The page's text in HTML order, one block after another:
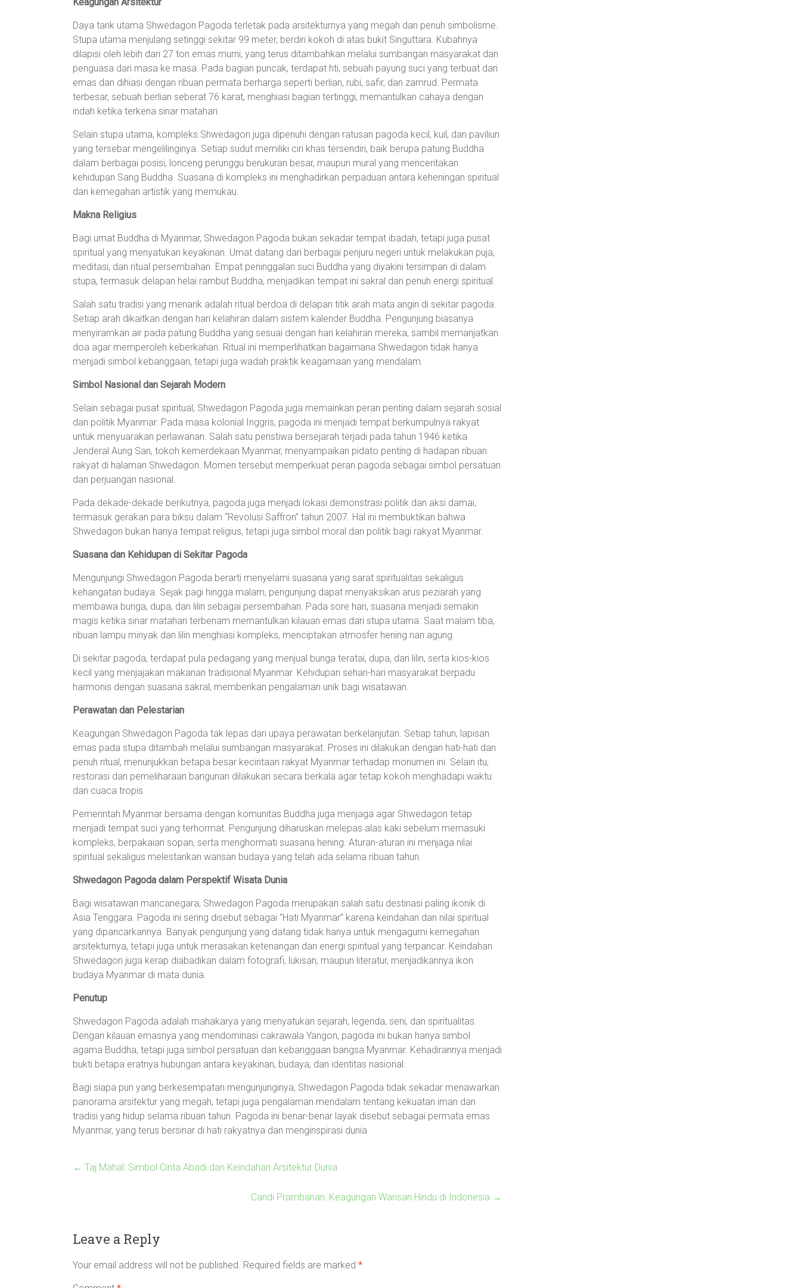
Daya tarik utama Shwedagon Pagoda terletak pada arsitekturnya yang megah dan penuh simbolisme.
Stupa utama menjulang setinggi sekitar 99 meter, berdiri kokoh di atas bukit Singuttara. Kubahnya
dilapisi oleh lebih dari 27 ton emas murni, yang terus ditambahkan melalui sumbangan masyarakat dan
penguasa dari masa ke masa. Pada bagian puncak, terdapat hti, sebuah payung suci yang terbuat dari
emas dan dihiasi dengan ribuan permata berharga seperti berlian, rubi, safir, dan zamrud. Permata
terbesar, sebuah berlian seberat 76 karat, menghiasi bagian tertinggi, memantulkan cahaya dengan
indah ketika terkena sinar matahari.
Selain stupa utama, kompleks Shwedagon juga dipenuhi dengan ratusan pagoda kecil, kuil, dan paviliun
yang tersebar mengelilinginya. Setiap sudut memiliki ciri khas tersendiri, baik berupa patung Buddha
dalam berbagai posisi, lonceng perunggu berukuran besar, maupun mural yang menceritakan
kehidupan Sang Buddha. Suasana di kompleks ini menghadirkan perpaduan antara keheningan spiritual
dan kemegahan artistik yang memukau.
Makna Religius
Bagi umat Buddha di Myanmar, Shwedagon Pagoda bukan sekadar tempat ibadah, tetapi juga pusat
spiritual yang menyatukan keyakinan. Umat datang dari berbagai penjuru negeri untuk melakukan puja,
meditasi, dan ritual persembahan. Empat peninggalan suci Buddha yang diyakini tersimpan di dalam
stupa, termasuk delapan helai rambut Buddha, menjadikan tempat ini sakral dan penuh energi spiritual.
Salah satu tradisi yang menarik adalah ritual berdoa di delapan titik arah mata angin di sekitar pagoda.
Setiap arah dikaitkan dengan hari kelahiran dalam sistem kalender Buddha. Pengunjung biasanya
menyiramkan air pada patung Buddha yang sesuai dengan hari kelahiran mereka, sambil memanjatkan
doa agar memperoleh keberkahan. Ritual ini memperlihatkan bagaimana Shwedagon tidak hanya
menjadi simbol kebanggaan, tetapi juga wadah praktik keagamaan yang mendalam.
Simbol Nasional dan Sejarah Modern
Selain sebagai pusat spiritual, Shwedagon Pagoda juga memainkan peran penting dalam sejarah sosial
dan politik Myanmar. Pada masa kolonial Inggris, pagoda ini menjadi tempat berkumpulnya rakyat
untuk menyuarakan perlawanan. Salah satu peristiwa bersejarah terjadi pada tahun 1946 ketika
Jenderal Aung San, tokoh kemerdekaan Myanmar, menyampaikan pidato penting di hadapan ribuan
rakyat di halaman Shwedagon. Momen tersebut memperkuat peran pagoda sebagai simbol persatuan
dan perjuangan nasional.
Pada dekade-dekade berikutnya, pagoda juga menjadi lokasi demonstrasi politik dan aksi damai,
termasuk gerakan para biksu dalam “Revolusi Saffron” tahun 2007. Hal ini membuktikan bahwa
Shwedagon bukan hanya tempat religius, tetapi juga simbol moral dan politik bagi rakyat Myanmar.
Suasana dan Kehidupan di Sekitar Pagoda
Mengunjungi Shwedagon Pagoda berarti menyelami suasana yang sarat spiritualitas sekaligus
kehangatan budaya. Sejak pagi hingga malam, pengunjung dapat menyaksikan arus peziarah yang
membawa bunga, dupa, dan lilin sebagai persembahan. Pada sore hari, suasana menjadi semakin
magis ketika sinar matahari terbenam memantulkan kilauan emas dari stupa utama. Saat malam tiba,
ribuan lampu minyak dan lilin menghiasi kompleks, menciptakan atmosfer hening nan agung.
Di sekitar pagoda, terdapat pula pedagang yang menjual bunga teratai, dupa, dan lilin, serta kios-kios
kecil yang menjajakan makanan tradisional Myanmar. Kehidupan sehari-hari masyarakat berpadu
harmonis dengan suasana sakral, memberikan pengalaman unik bagi wisatawan.
Perawatan dan Pelestarian
Keagungan Shwedagon Pagoda tak lepas dari upaya perawatan berkelanjutan. Setiap tahun, lapisan
emas pada stupa ditambah melalui sumbangan masyarakat. Proses ini dilakukan dengan hati-hati dan
penuh ritual, menunjukkan betapa besar kecintaan rakyat Myanmar terhadap monumen ini. Selain itu,
restorasi dan pemeliharaan bangunan dilakukan secara berkala agar tetap kokoh menghadapi waktu
dan cuaca tropis.
Pemerintah Myanmar bersama dengan komunitas Buddha juga menjaga agar Shwedagon tetap
menjadi tempat suci yang terhormat. Pengunjung diharuskan melepas alas kaki sebelum memasuki
kompleks, berpakaian sopan, serta menghormati suasana hening. Aturan-aturan ini menjaga nilai
spiritual sekaligus melestarikan warisan budaya yang telah ada selama ribuan tahun.
Shwedagon Pagoda dalam Perspektif Wisata Dunia
Bagi wisatawan mancanegara, Shwedagon Pagoda merupakan salah satu destinasi paling ikonik di
Asia Tenggara. Pagoda ini sering disebut sebagai “Hati Myanmar” karena keindahan dan nilai spiritual
yang dipancarkannya. Banyak pengunjung yang datang tidak hanya untuk mengagumi kemegahan
arsitekturnya, tetapi juga untuk merasakan ketenangan dan energi spiritual yang terpancar. Keindahan
Shwedagon juga kerap diabadikan dalam fotografi, lukisan, maupun literatur, menjadikannya ikon
budaya Myanmar di mata dunia.
Penutup
Shwedagon Pagoda adalah mahakarya yang menyatukan sejarah, legenda, seni, dan spiritualitas.
Dengan kilauan emasnya yang mendominasi cakrawala Yangon, pagoda ini bukan hanya simbol
agama Buddha, tetapi juga simbol persatuan dan kebanggaan bangsa Myanmar. Kehadirannya menjadi
bukti betapa eratnya hubungan antara keyakinan, budaya, dan identitas nasional.
Bagi siapa pun yang berkesempatan mengunjunginya, Shwedagon Pagoda tidak sekadar menawarkan
panorama arsitektur yang megah, tetapi juga pengalaman mendalam tentang kekuatan iman dan
tradisi yang hidup selama ribuan tahun. Pagoda ini benar-benar layak disebut sebagai permata emas
Myanmar, yang terus bersinar di hati rakyatnya dan menginspirasi dunia.
← Taj Mahal: Simbol Cinta Abadi dan Keindahan Arsitektur Dunia
Candi Prambanan: Keagungan Warisan Hindu di Indonesia →
Leave a Reply
Your email address will not be published. Required fields are marked *